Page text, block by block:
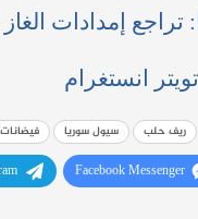
إمدادات
تويتر انستغرام
ريف حلب سيول سوريا فيضانات
Facebook Messenger